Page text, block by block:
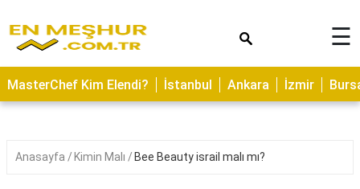
ASTROLOJİ
SAĞLIK
☰
MasterChef Kim Elendi? İstanbul Ankara İzmir
Anasayfa Kimin Malı Bee Beauty israil malı mı?